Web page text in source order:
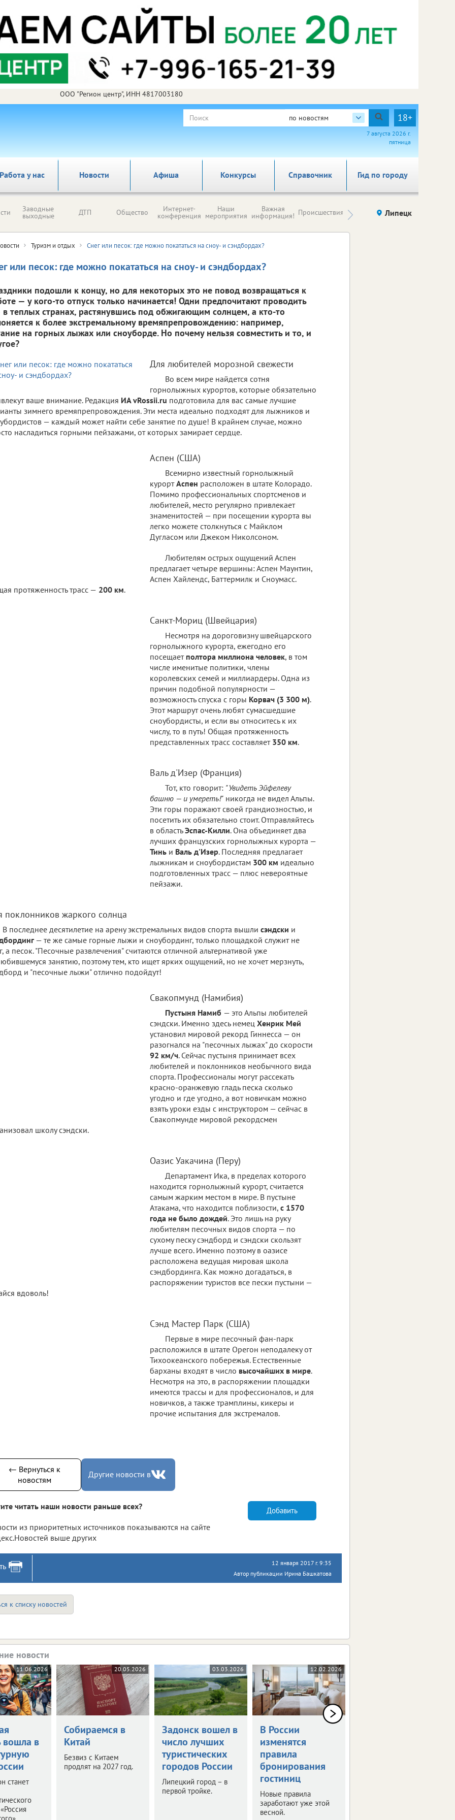
ООО "Регион центр", ИНН 4817003180
по новостям 18+
7 августа 2026 г.
пятница
у нас Новости Афиша Справочник Гид по городу
Конкурсы
Заводные
выходные ДТП Общество Интернет-
конференция
Наши
мероприятия
Важная
информация! Происшествия Здоровье компаний (на
правах
Липецк
Туризм и отдых Снег или песок: где можно покататься на сноу- и сэндбордах?
или песок: где можно покататься на сноу- и сэндбордах?
подошли к концу, но для некоторых это не повод возвращаться к
— у кого-то отпуск только начинается! Одни предпочитают проводить
в теплых странах, растянувшись под обжигающим солнцем, а кто-то
к более экстремальному времяпрепровождению: например,
на горных лыжах или сноуборде. Но почему нельзя совместить и то, и
Для любителей морозной свежести
Во всем мире найдется сотня
горнолыжных курортов, которые обязательно
ваше внимание. Редакция ИА vRossii.ru подготовила для вас самые лучшие
зимнего времяпрепровождения. Эти места идеально подходят для лыжников и
— каждый может найти себе занятие по душе! В крайнем случае, можно
насладиться горными пейзажами, от которых замирает сердце.
Аспен (США)
Всемирно известный горнолыжный
курортАспен расположен в штате Колорадо.
Помимо профессиональных спортсменов и
любителей, место регулярно привлекает
знаменитостей — при посещении курорта вы
легко можете столкнуться с Майклом
Дугласом или Джеком Николсоном.
Любителям острых ощущений Аспен
предлагает четыре вершины: Аспен Маунтин,
Аспен Хайлендс, Баттермилк и Сноумасс.
протяженность трасс — 200 км.
Санкт-Мориц (Швейцария)
Несмотря на дороговизну швейцарского
горнолыжного курорта, ежегодно его
посещает полтора миллиона человек, в том
числе именитые политики, члены
королевских семей и миллиардеры. Одна из
причин подобной популярности —
возможность спуска с горы Корвач (3 300 м).
Этот маршрут очень любят сумасшедшие
сноубордисты, и если вы относитесь к их
числу, то в путь! Общая протяженность
представленных трасс составляет 350 км.
Валь д'Изер (Франция)
Тот, кто говорит: "Увидеть Эйфелеву
башню — и умереть!" никогда не видел Альпы.
Эти горы поражают своей грандиозностью, и
посетить их обязательно стоит. Отправляйтесь
в областьЭспас-Килли. Она объединяет два
лучших французских горнолыжных курорта —
Тинь и Валь д'Изер. Последняя предлагает
лыжникам и сноубордистам 300 км идеально
подготовленных трасс — плюс невероятные
пейзажи.
поклонников жаркого солнца
В последнее десятилетие на арену экстремальных видов спорта вышли сэндски и
— те же самые горные лыжи и сноубординг, только площадкой служит не
а песок. "Песочные развлечения" считаются отличной альтернативой уже
занятию, поэтому тем, кто ищет ярких ощущений, но не хочет мерзнуть,
и "песочные лыжи" отлично подойдут!
Свакопмунд (Намибия)
Пустыня Намиб — это Альпы любителей
сэндски. Именно здесь немец Хенрик Мей
установил мировой рекорд Гиннесса — он
разогнался на "песочных лыжах" до скорости
92 км/ч. Сейчас пустыня принимает всех
любителей и поклонников необычного вида
спорта. Профессионалы могут рассекать
красно-оранжевую гладь песка сколько
угодно и где угодно, а вот новичкам можно
взять уроки езды с инструктором — сейчас в
Свакопмунде мировой рекордсмен
школу сэндски.
Оазис Уакачина (Перу)
Департамент Ика, в пределах которого
находится горнолыжный курорт, считается
самым жарким местом в мире. В пустыне
Атакама, что находится поблизости, с 1570
года не было дождей. Это лишь на руку
любителям песочных видов спорта — по
сухому песку сэндборд и сэндски скользят
лучше всего. Именно поэтому в оазисе
расположена ведущая мировая школа
сэндбординга. Как можно догадаться, в
распоряжении туристов все пески пустыни —
вдоволь!
Сэнд Мастер Парк (США)
Первые в мире песочный фан-парк
расположился в штате Орегон неподалеку от
Тихоокеанского побережья. Естественные
барханы входят в число высочайших в мире.
Несмотря на это, в распоряжении площадки
имеются трассы и для профессионалов, и для
новичков, а также трамплины, кикеры и
прочие испытания для экстремалов.
← Вернуться к
новостям
Другие новости в
читать наши новости раньше всех?
из приоритетных источников показываются на сайте
выше других
Добавить
12 января 2017 г. 9:35
Автор публикации Ирина Башкатова
к списку новостей
новости
11.06.2026
вошла в
станет
20.05.2026
Собираемся в
Китай
Безвиз с Китаем
продлят на 2027 год.
03.03.2026
Задонск вошел в
число лучших
туристических
городов России
Липецкий город – в
первой тройке.
12.02.2026
В России
изменятся
правила
бронирования
гостиниц
Новые правила
заработают уже этой
весной.